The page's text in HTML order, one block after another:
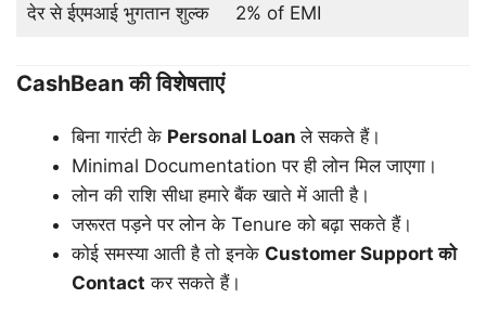
देर से ईएमआई भुगतान शुल्क 2% of EMI
CashBean की विशेषताएं
बिना गारंटी के Personal Loanले सकते हैं।
Minimal Documentation पर ही लोन मिल जाएगा।
लोन की राशि सीधा हमारे बैंक खाते में आती है।
जरूरत पड़ने पर लोन के Tenure को बढ़ा सकते हैं।
कोई समस्या आती है तो इनके Customer Supportको
Contact कर सकते हैं।